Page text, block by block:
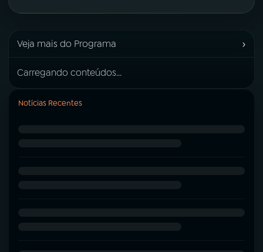
Veja mais do Programa ›
Carregando conteúdos...
Notícias Recentes